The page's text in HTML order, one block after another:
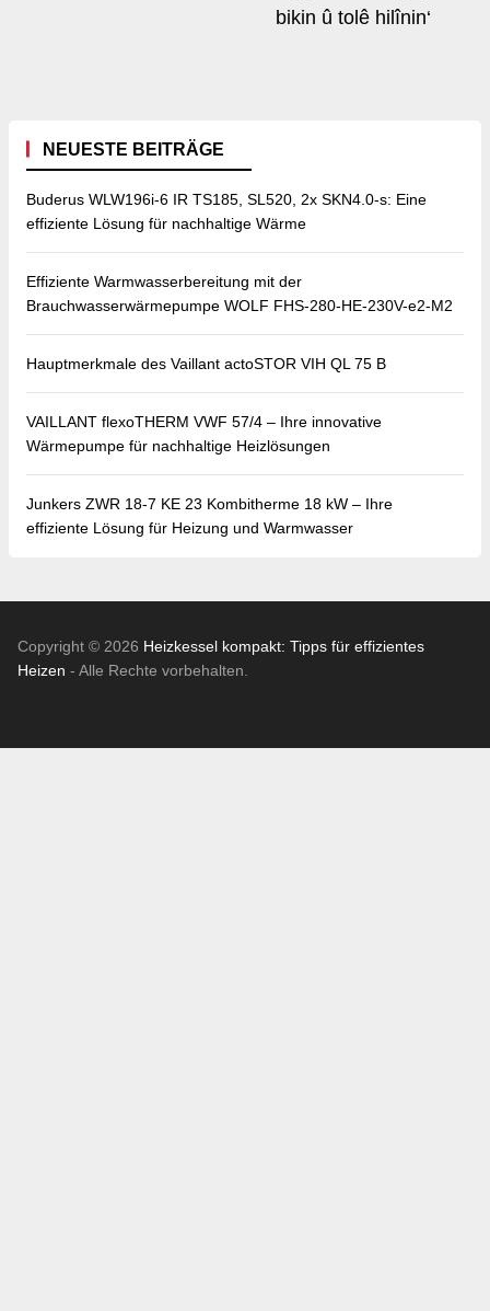
bikin û tolê hilînin‘
NEUESTE BEITRÄGE
Buderus WLW196i-6 IR TS185, SL520, 2x SKN4.0-s: Eine
effiziente Lösung für nachhaltige Wärme
Effiziente Warmwasserbereitung mit der
Brauchwasserwärmepumpe WOLF FHS-280-HE-230V-e2-M2
Hauptmerkmale des Vaillant actoSTOR VIH QL 75 B
VAILLANT flexoTHERM VWF 57/4 – Ihre innovative
Wärmepumpe für nachhaltige Heizlösungen
Junkers ZWR 18-7 KE 23 Kombitherme 18 kW – Ihre
effiziente Lösung für Heizung und Warmwasser
Copyright © 2026 Heizkessel kompakt: Tipps für effizientes
Heizen - Alle Rechte vorbehalten.